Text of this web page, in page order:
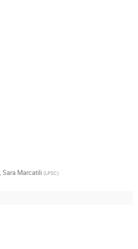
Sara Marcatili (LPSC)